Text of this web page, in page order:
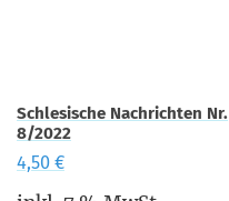
Schlesische Nachrichten Nr.
8/2022
4,50 €